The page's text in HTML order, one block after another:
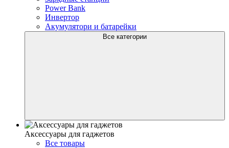
Power Bank
Инвертор
Акумулятори и батарейки
Все категории
Аксессуары для гаджетов
Все товары